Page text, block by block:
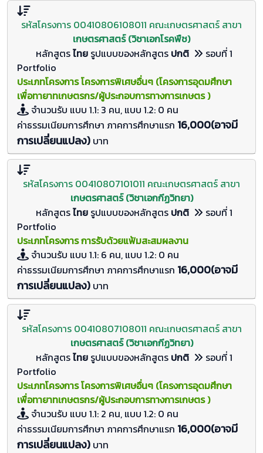
รหัสโครงการ 00410806108011 คณะเกษตรศาสตร์ สาขา
เกษตรศาสตร์ (วิชาเอกโรคพืช)
หลักสูตรไทย รูปแบบของหลักสูตร ปกติ
รอบที่ 1
Portfolio
ประเภทโครงการ โครงการพิเศษอื่นๆ (โครงการอุดมศึกษา
เพื่อทายาทเกษตรกร/ผู้ประกอบการทางการเกษตร )
จำนวนรับ แบบ 1.1: 3 คน, แบบ 1.2: 0 คน
ค่าธรรมเนียมการศึกษา ภาคการศึกษาแรก 16,000(อาจมี
การเปลี่ยนแปลง) บาท
รหัสโครงการ 00410807101011 คณะเกษตรศาสตร์ สาขา
เกษตรศาสตร์ (วิชาเอกกีฏวิทยา)
หลักสูตรไทย รูปแบบของหลักสูตร ปกติ
รอบที่ 1
Portfolio
ประเภทโครงการ การรับด้วยแฟ้มสะสมผลงาน
จำนวนรับ แบบ 1.1: 6 คน, แบบ 1.2: 0 คน
ค่าธรรมเนียมการศึกษา ภาคการศึกษาแรก 16,000(อาจมี
การเปลี่ยนแปลง) บาท
รหัสโครงการ 00410807108011 คณะเกษตรศาสตร์ สาขา
เกษตรศาสตร์ (วิชาเอกกีฏวิทยา)
หลักสูตรไทย รูปแบบของหลักสูตร ปกติ
รอบที่ 1
Portfolio
ประเภทโครงการ โครงการพิเศษอื่นๆ (โครงการอุดมศึกษา
เพื่อทายาทเกษตรกร/ผู้ประกอบการทางการเกษตร )
จำนวนรับ แบบ 1.1: 2 คน, แบบ 1.2: 0 คน
ค่าธรรมเนียมการศึกษา ภาคการศึกษาแรก 16,000(อาจมี
การเปลี่ยนแปลง) บาท